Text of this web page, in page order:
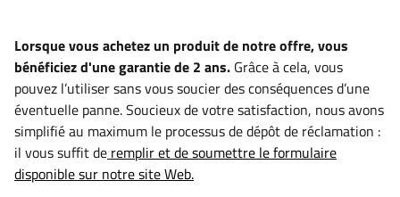
Lorsque vous achetez un produit de notre offre, vous
bénéficiez d'une garantie de 2 ans. Grâce à cela, vous
pouvez l’utiliser sans vous soucier des conséquences d’une
éventuelle panne. Soucieux de votre satisfaction, nous avons
simplifié au maximum le processus de dépôt de réclamation :
il vous suffit de remplir et de soumettre le formulaire
disponible sur notre site Web.